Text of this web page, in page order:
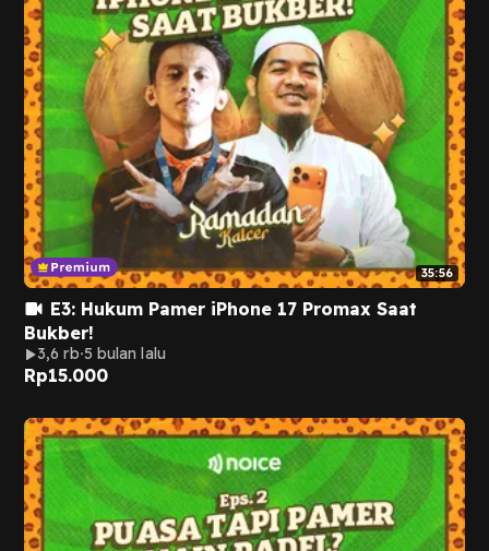
35:56
E3: Hukum Pamer iPhone 17 Promax Saat
Bukber!
3,6 rb 5 bulan lalu
Rp15.000